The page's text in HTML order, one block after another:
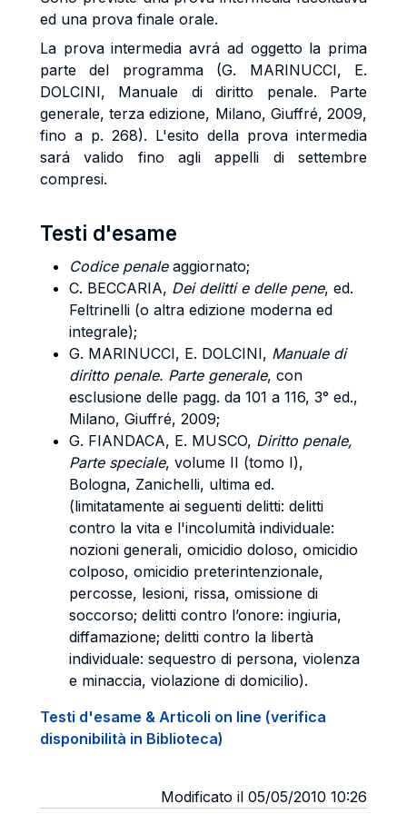
ed una prova finale orale.
La prova intermedia avrá ad oggetto la prima
parte del programma (G. MARINUCCI, E.
DOLCINI, Manuale di diritto penale. Parte
generale, terza edizione, Milano, Giuffré, 2009,
fino a p. 268). L'esito della prova intermedia
sará valido fino agli appelli di settembre
compresi.
Testi d'esame
Codice penaleaggiornato;
C. BECCARIA, Dei delitti e delle pene, ed.
Feltrinelli (o altra edizione moderna ed
integrale);
G. MARINUCCI, E. DOLCINI, Manuale di
diritto penale. Parte generale, con
esclusione delle pagg. da 101 a 116, 3° ed.,
Milano, Giuffré, 2009;
G. FIANDACA, E. MUSCO, Diritto penale,
Parte speciale, volume II (tomo I),
Bologna, Zanichelli, ultima ed.
(limitatamente ai seguenti delitti: delitti
contro la vita e l'incolumità individuale:
nozioni generali, omicidio doloso, omicidio
colposo, omicidio preterintenzionale,
percosse, lesioni, rissa, omissione di
soccorso; delitti contro l’onore: ingiuria,
diffamazione; delitti contro la libertà
individuale: sequestro di persona, violenza
e minaccia, violazione di domicilio).
Testi d'esame & Articoli on line (verifica
disponibilità in Biblioteca)
Modificato il 05/05/2010 10:26